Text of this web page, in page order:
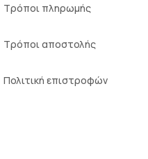
Τρόποι πληρωμής
Τρόποι αποστολής
Πολιτική επιστροφών